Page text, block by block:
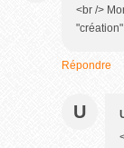
<br />
Répondre
U